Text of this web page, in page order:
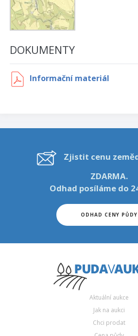
DOKUMENTY
Informační materiál
Zjistit cenu
ZDARMA.
Odhad posíláme do
ODHAD CENY PŮDY
Aktuální aukce
Jak na aukci
Chci prodat